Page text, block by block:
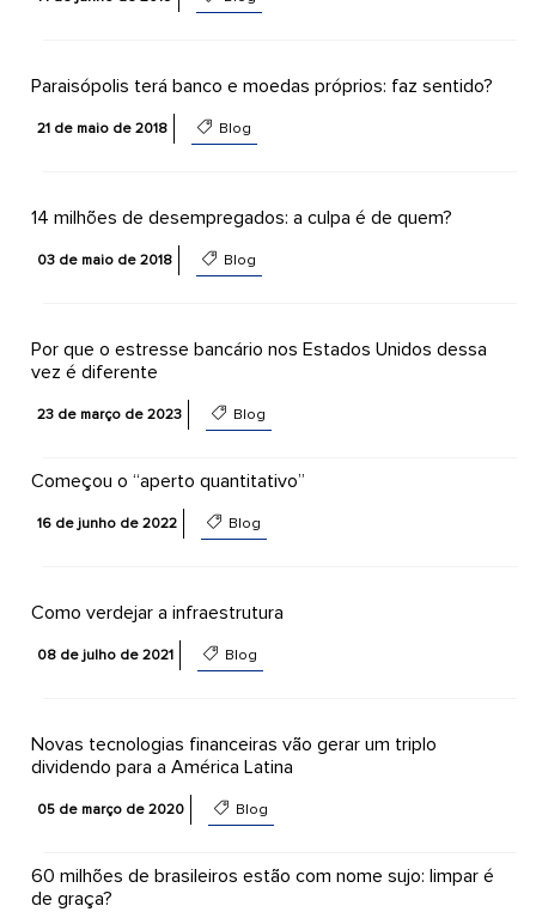
Paraisópolis terá banco e moedas próprios: faz sentido?
21 de maio de 2018 Blog
14 milhões de desempregados: a culpa é de quem?
03 de maio de 2018 Blog
Por que o estresse bancário nos Estados Unidos dessa
vez é diferente
23 de março de 2023 Blog
Começou o “aperto quantitativo”
16 de junho de 2022 Blog
Como verdejar a infraestrutura
08 de julho de 2021 Blog
Novas tecnologias financeiras vão gerar um triplo
dividendo para a América Latina
05 de março de 2020 Blog
60 milhões de brasileiros estão com nome sujo: limpar é
de graça?